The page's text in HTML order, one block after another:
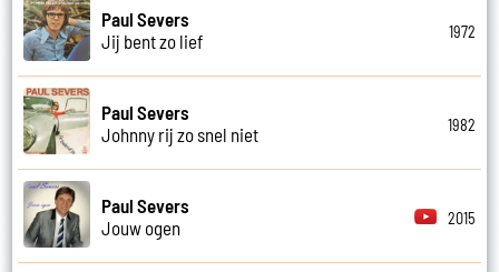
Paul Severs
Jij bent zo lief
1972
Paul Severs
Johnny rij zo snel niet
1982
Paul Severs
Jouw ogen
2015